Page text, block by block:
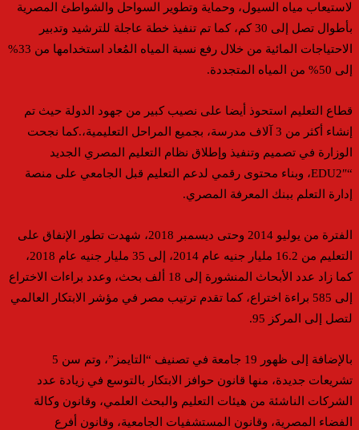
لاستيعاب مياه السيول، وحماية وتطوير السواحل والشواطئ المصرية
بأطوال تصل إلى 30 كم، كما تم تنفيذ خطة عاجلة للترشيد وتدبير
الاحتياجات المائية من خلال رفع نسبة المياه المُعاد استخدامها من 33%
إلى 50% من المياه المتجددة.
قطاع التعليم استحوذ أيضا على نصيب كبير من جهود الدولة حيث تم
إنشاء أكثر من 3 آلاف مدرسة، بجميع المراحل التعليمية،.كما نجحت
الوزارة في تصميم وتنفيذ وإطلاق نظام التعليم المصري الجديد
“EDU2″، وبناء محتوى رقمي لدعم التعليم قبل الجامعي على منصة
إدارة التعلم ببنك المعرفة المصري.
الفترة من يوليو 2014 وحتى ديسمبر 2018، شهدت تطور الإنفاق على
التعليم من 16.2 مليار جنيه عام 2014، إلى 35 مليار جنيه عام 2018،
كما زاد عدد الأبحاث المنشورة إلى 18 ألف بحث، وعدد براءات الاختراع
إلى 585 براءة اختراع، كما تقدم ترتيب مصر في مؤشر الابتكار العالمي
لتصل إلى المركز 95.
بالإضافة إلى ظهور 19 جامعة في تصنيف “التايمز”، وتم سن 5
تشريعات جديدة، منها قانون حوافز الابتكار بالتوسع في زيادة عدد
الشركات الناشئة من هيئات التعليم والبحث العلمي، وقانون وكالة
الفضاء المصرية، وقانون المستشفيات الجامعية، وقانون أفرع